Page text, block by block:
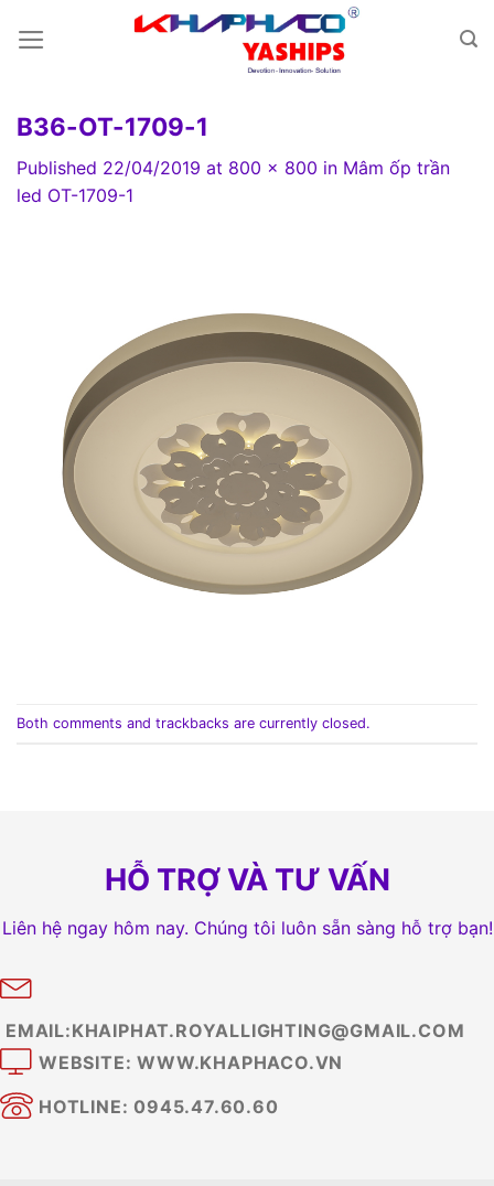
B36-OT-1709-1
Published 22/04/2019 at 800 × 800 in Mâm ốp trần
led OT-1709-1
Both comments and trackbacks are currently closed.
HỖ TRỢ VÀ TƯ VẤN
Liên hệ ngay hôm nay. Chúng tôi luôn sẵn sàng hỗ trợ bạn!
EMAIL:KHAIPHAT.ROYALLIGHTING@GMAIL.COM
WEBSITE: WWW.KHAPHACO.VN
HOTLINE: 0945.47.60.60